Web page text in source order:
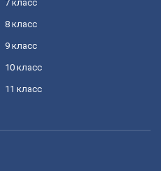
7 класс
8 класс
9 класс
10 класс
11 класс